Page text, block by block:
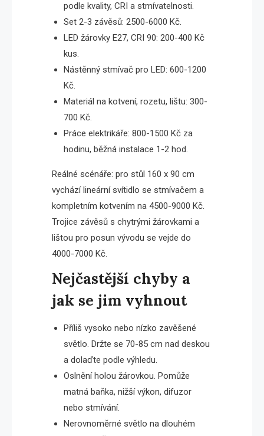
podle kvality, CRI a stmívatelnosti.
Set 2-3 závěsů: 2500-6000 Kč.
LED žárovky E27, CRI 90: 200-400 Kč
kus.
Nástěnný stmívač pro LED: 600-1200
Kč.
Materiál na kotvení, rozetu, lištu: 300-
700 Kč.
Práce elektrikáře: 800-1500 Kč za
hodinu, běžná instalace 1-2 hod.
Reálné scénáře: pro stůl 160 x 90 cm
vychází lineární svítidlo se stmívačem a
kompletním kotvením na 4500-9000 Kč.
Trojice závěsů s chytrými žárovkami a
lištou pro posun vývodu se vejde do
4000-7000 Kč.
Nejčastější chyby a
jak se jim vyhnout
Příliš vysoko nebo nízko zavěšené
světlo. Držte se 70-85 cm nad deskou
a dolaďte podle výhledu.
Oslnění holou žárovkou. Pomůže
matná baňka, nižší výkon, difuzor
nebo stmívání.
Nerovnoměrné světlo na dlouhém